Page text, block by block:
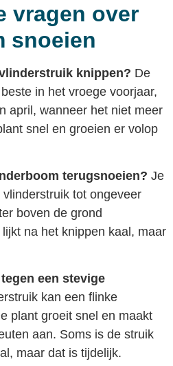
vragen over
snoeien
knippen? De
in het vroege voorjaar,
april, wanneer het niet meer
snel en groeien er volop
terugsnoeien? Je
tot ongeveer
boven de grond
na het knippen kaal, maar
een stevige
kan een flinke
plant groeit snel en maakt
aan. Soms is de struik
maar dat is tijdelijk.